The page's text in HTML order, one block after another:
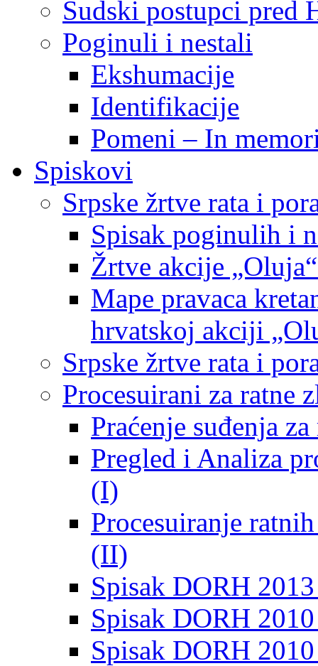
Sudski postupci pred
Poginuli i nestali
Ekshumacije
Identifikacije
Pomeni – In
Spiskovi
Srpske žrtve rata i
Spisak poginulih i
Žrtve akcije
Mape pravaca
hrvatskoj akciji
Srpske žrtve rata i
Procesuirani za ratne
Praćenje suđenja
Pregled i Analiza
(I)
Procesuiranje
(II)
Spisak DORH
Spisak DORH
Spisak DORH